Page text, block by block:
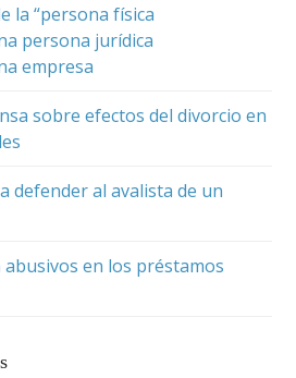
la “persona física
persona jurídica
empresa
sobre efectos del divorcio en
defender al avalista de un
en los préstamos